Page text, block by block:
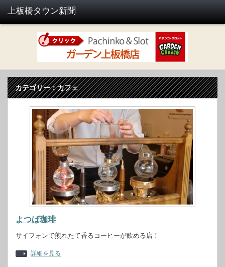
カテゴリー：カフェ
よつば珈琲
サイフォンで煎れたて香るコーヒーが飲める店！
詳細を見る